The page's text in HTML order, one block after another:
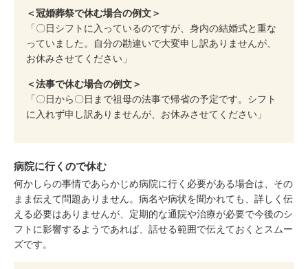
＜冠婚葬祭で休む場合の例文＞
「〇日シフトに入っているのですが、身内の結婚式と重な
っていました。自分の勘違いで大変申し訳ありませんが、
お休みさせてください」
＜法事で休む場合の例文＞
「〇日から〇日まで祖母の法事で帰省の予定です。シフト
に入れず申し訳ありませんが、お休みさせてください」
病院に行くので休む
何かしらの事情であらかじめ病院に行く必要がある場合は、その
まま伝えて問題ありません。病名や病状を聞かれても、詳しく伝
える必要はありませんが、定期的な通院や治療が必要で今後のシ
フトに影響するようであれば、話せる範囲で伝えておくとスムー
ズです。